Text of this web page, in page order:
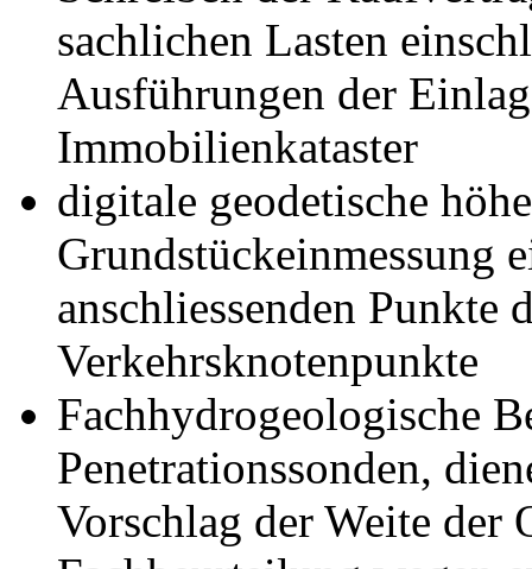
sachlichen Lasten
Ausführungen der
Immobilienkataster
digitale geodetische
Grundstückeinmessung
anschliessenden Punkte
Verkehrsknotenpunkte
Fachhydrogeologische
Penetrationssonden,
Vorschlag der Weite der